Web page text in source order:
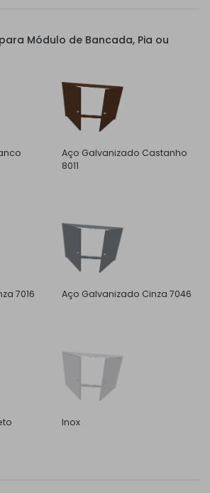
Módulo de Bancada, Pia ou
Aço Galvanizado Castanho
8011
7016 Aço Galvanizado Cinza 7046
Inox